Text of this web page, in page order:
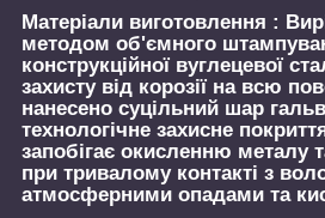
Матеріали виготовлення :
методом об'ємного
конструкційної вуглецевої
захисту від корозії на всю
нанесено суцільний шар
технологічне захисне
запобігає окисленню металу
при тривалому контакті з
атмосферними опадами та